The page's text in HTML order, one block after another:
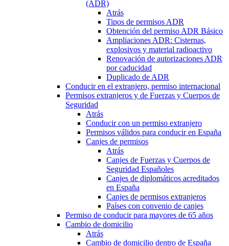
(ADR)
Atrás
Tipos de permisos ADR
Obtención del permiso ADR Básico
Ampliaciones ADR: Cisternas,
explosivos y material radioactivo
Renovación de autorizaciones ADR
por caducidad
Duplicado de ADR
Conducir en el extranjero, permiso internacional
Permisos extranjeros y de Fuerzas y Cuerpos de
Seguridad
Atrás
Conducir con un permiso extranjero
Permisos válidos para conducir en España
Canjes de permisos
Atrás
Canjes de Fuerzas y Cuerpos de
Seguridad Españoles
Canjes de diplomáticos acreditados
en España
Canjes de permisos extranjeros
Países con convenio de canjes
Permiso de conducir para mayores de 65 años
Cambio de domicilio
Atrás
Cambio de domicilio dentro de España